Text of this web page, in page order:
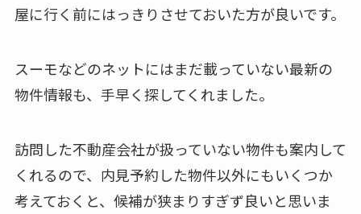
屋に行く前にはっきりさせておいた方が良いです。
スーモなどのネットにはまだ載っていない最新の
物件情報も、手早く探してくれました。
訪問した不動産会社が扱っていない物件も案内して
くれるので、内見予約した物件以外にもいくつか
考えておくと、候補が狭まりすぎず良いと思いま